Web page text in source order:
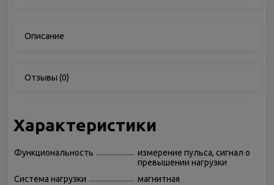
Описание
Отзывы (0)
Характеристики
Функциональность
измерение пульса, сигнал о
превышении нагрузки
Система нагрузки
магнитная